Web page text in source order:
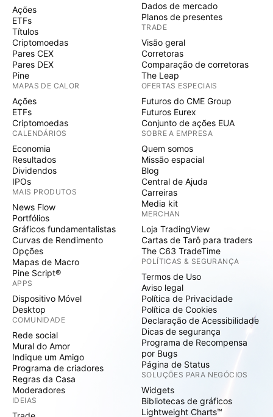
Ações
ETFs
Títulos
Criptomoedas
Pares CEX
Pares DEX
Pine
MAPAS DE CALOR
Ações
ETFs
Criptomoedas
CALENDÁRIOS
Economia
Resultados
Dividendos
IPOs
MAIS PRODUTOS
News Flow
Portfólios
Gráficos fundamentalistas
Curvas de Rendimento
Opções
Mapas de Macro
Pine Script®
APPS
Dispositivo Móvel
Desktop
COMUNIDADE
Rede social
Mural do Amor
Indique um Amigo
Programa de criadores
Regras da Casa
Moderadores
IDEIAS
Dados de mercado
Planos de presentes
TRADE
Visão geral
Corretoras
Comparação de corretoras
The Leap
OFERTAS ESPECIAIS
Futuros do CME Group
Futuros Eurex
Conjunto de ações EUA
SOBRE A EMPRESA
Quem somos
Missão espacial
Blog
Central de Ajuda
Carreiras
Media kit
MERCHAN
Loja TradingView
Cartas de Tarô para traders
The C63 TradeTime
POLÍTICAS & SEGURANÇA
Termos de Uso
Aviso legal
Política de Privacidade
Política de Cookies
Declaração de Acessibilidade
Dicas de segurança
Programa de Recompensa
por Bugs
Página de Status
SOLUÇÕES PARA NEGÓCIOS
Widgets
Bibliotecas de gráficos
Lightweight Charts™